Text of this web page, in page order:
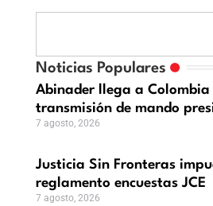
Noticias Populares
Abinader llega a
transmisión de mando
7 agosto, 2026
Justicia Sin Fronteras
reglamento encuestas JCE
7 agosto, 2026